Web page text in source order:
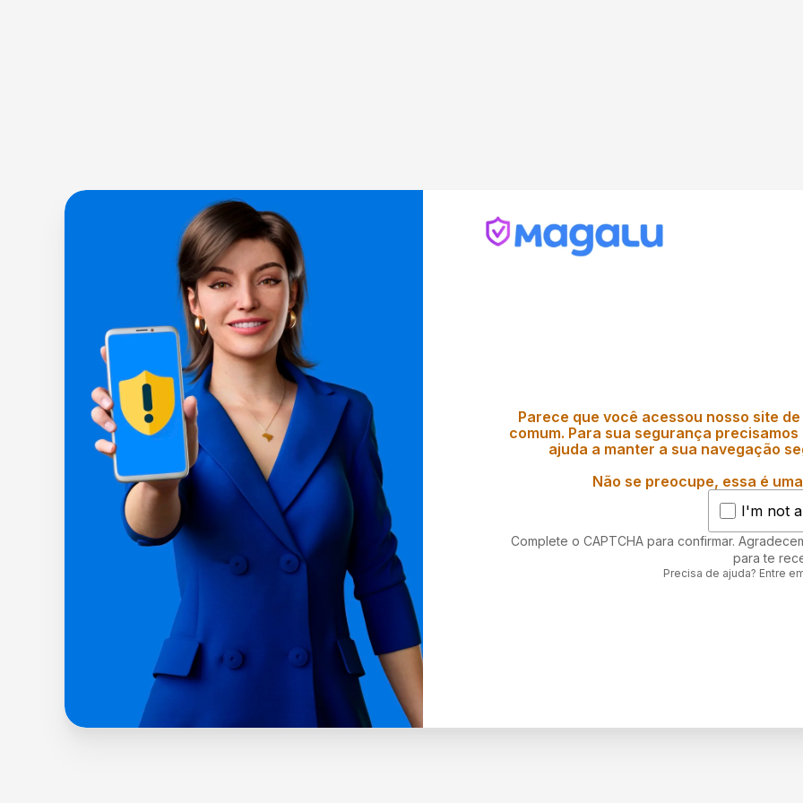
Parece que você acessou nosso site
comum. Para sua segurança
ajuda a manter a sua navegação
Não se preocupe, essa é
I'm not
Complete o CAPTCHA para confirmar.
para te
Precisa de ajuda? Entre